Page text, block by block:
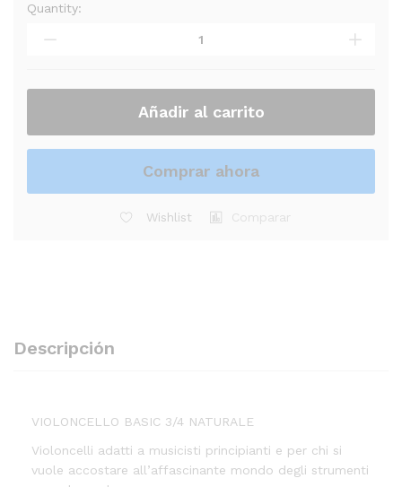
VIOLONCELLO
CEB34
quantity
Quantity:
Añadir al carrito
Comprar ahora
Wishlist Comparar
Descripción
VIOLONCELLO BASIC 3/4 NATURALE
Violoncelli adatti a musicisti principianti e per chi si
vuole accostare all’affascinante mondo degli strumenti